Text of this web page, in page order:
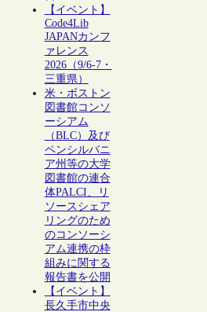
【イベント】
Code4Lib
JAPANカンフ
ァレンス
2026（9/6-7・
三重県）
米・ボストン
図書館コンソ
ーシアム
（BLC）及び
ペンシルバニ
ア州等の大学
図書館の連合
体PALCI、リ
ソースシェア
リングのため
のコンソーシ
アム連携の枠
組みに関する
報告書を公開
【イベント】
長久手市中央